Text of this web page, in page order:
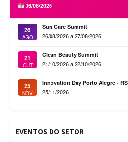
06/08/2026
26
AGO
Sun Care Summit
26/08/2026 a 27/08/2026
21
OUT
Clean Beauty Summit
21/10/2026 a 22/10/2026
25
NOV
Innovation Day Porto Alegre - RS
25/11/2026
EVENTOS DO SETOR